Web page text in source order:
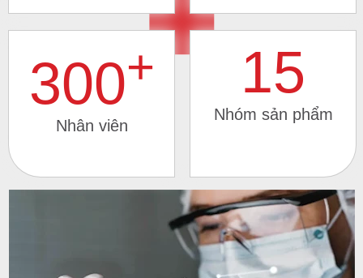
300+
Nhân viên
15
Nhóm sản phẩm